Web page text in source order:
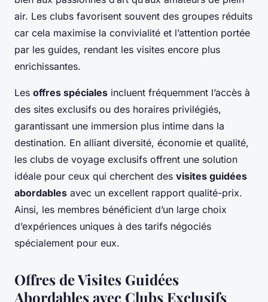
air. Les clubs favorisent souvent des groupes réduits
car cela maximise la convivialité et l’attention portée
par les guides, rendant les visites encore plus
enrichissantes.
Les offres spéciales incluent fréquemment l’accès à
des sites exclusifs ou des horaires privilégiés,
garantissant une immersion plus intime dans la
destination. En alliant diversité, économie et qualité,
les clubs de voyage exclusifs offrent une solution
idéale pour ceux qui cherchent des visites guidées
abordables avec un excellent rapport qualité-prix.
Ainsi, les membres bénéficient d’un large choix
d’expériences uniques à des tarifs négociés
spécialement pour eux.
Offres de Visites Guidées
Abordables avec Clubs Exclusifs